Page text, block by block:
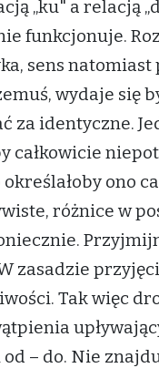
„ku" a relacją
funkcjonuje.
sens natomiast
wydaje się
za identyczne.
całkowicie
określałoby ono
różnice w
zasadzie
Tak więc
– do. Nie